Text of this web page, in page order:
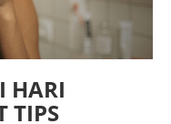
HARI
TIPS